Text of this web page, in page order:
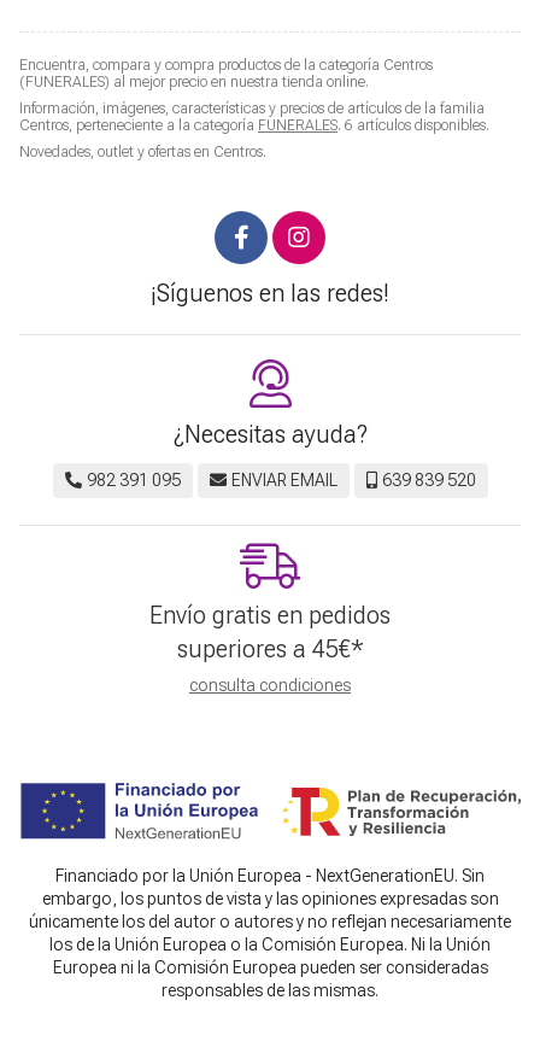
Encuentra, compara y compra productos de la categoría Centros
(FUNERALES) al mejor precio en nuestra tienda online.
Información, imágenes, características y precios de artículos de la familia
Centros, perteneciente a la categoría FUNERALES. 6 artículos disponibles.
Novedades, outlet y ofertas en Centros.
¡Síguenos en las redes!
¿Necesitas ayuda?
982 391 095 ENVIAR EMAIL 639 839 520
Envío gratis en pedidos
superiores a 45€*
consulta condiciones
Financiado por la Unión Europea - NextGenerationEU. Sin
embargo, los puntos de vista y las opiniones expresadas son
únicamente los del autor o autores y no reflejan necesariamente
los de la Unión Europea o la Comisión Europea. Ni la Unión
Europea ni la Comisión Europea pueden ser consideradas
responsables de las mismas.